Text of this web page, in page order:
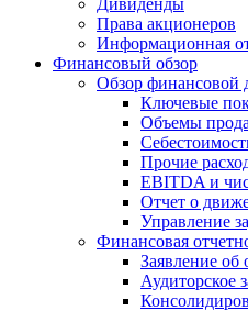
Дивиденды
Права акционеров
Информационная
Финансовый обзор
Обзор финансовой
Ключевые
Объемы
Прочие
EBITDA и
Отчет о
Управление
Финансовая
Заявление об
Аудиторское